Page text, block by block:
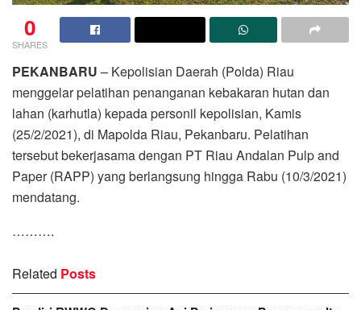
0
SHARES
PEKANBARU – Kepolisian Daerah (Polda) Riau
menggelar pelatihan penanganan kebakaran hutan dan
lahan (karhutla) kepada personil kepolisian, Kamis
(25/2/2021), di Mapolda Riau, Pekanbaru. Pelatihan
tersebut bekerjasama dengan PT Riau Andalan Pulp and
Paper (RAPP) yang berlangsung hingga Rabu (10/3/2021)
mendatang.
……….
Related Posts